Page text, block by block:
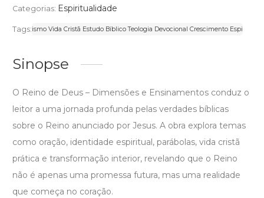
Categorias: Espiritualidade
Tags:
Cristianismo Vida Cristã Estudo Bíblico Teologia Devocional Crescimento Espiritual
Sinopse
O Reino de Deus – Dimensões e Ensinamentos conduz o
leitor a uma jornada profunda pelas verdades bíblicas
sobre o Reino anunciado por Jesus. A obra explora temas
como oração, identidade espiritual, parábolas, vida cristã
prática e transformação interior, revelando que o Reino
não é apenas uma promessa futura, mas uma realidade
que começa no coração.